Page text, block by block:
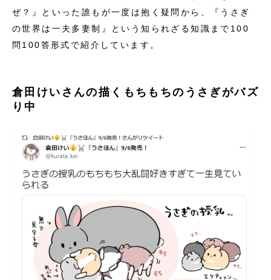
ぜ？』といった誰もが一度は抱く疑問から、『うさぎ
の世界は一夫多妻制』という知られざる知識まで100
問100答形式で紹介しています。
倉田けいさんの描くもちもちのうさぎがバズ
り中